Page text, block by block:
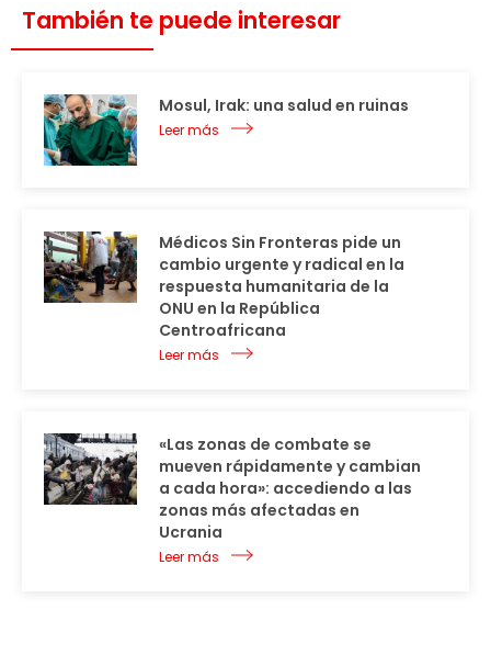
También te puede interesar
Mosul, Irak: una salud en ruinas
Leer más
Médicos Sin Fronteras pide un
cambio urgente y radical en la
respuesta humanitaria de la
ONU en la República
Centroafricana
Leer más
«Las zonas de combate se
mueven rápidamente y cambian
a cada hora»: accediendo a las
zonas más afectadas en
Ucrania
Leer más